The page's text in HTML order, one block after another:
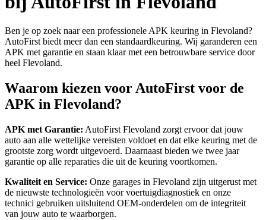
Ben je op zoek naar een professionele APK keuring in Flevoland?
AutoFirst biedt meer dan een standaardkeuring. Wij garanderen een
APK met garantie en staan klaar met een betrouwbare service door
heel Flevoland.
Waarom kiezen voor AutoFirst voor de
APK in Flevoland?
APK met Garantie: AutoFirst Flevoland zorgt ervoor dat jouw
auto aan alle wettelijke vereisten voldoet en dat elke keuring met de
grootste zorg wordt uitgevoerd. Daarnaast bieden we twee jaar
garantie op alle reparaties die uit de keuring voortkomen.
Kwaliteit en Service: Onze garages in Flevoland zijn uitgerust met
de nieuwste technologieën voor voertuigdiagnostiek en onze
technici gebruiken uitsluitend OEM-onderdelen om de integriteit
van jouw auto te waarborgen.